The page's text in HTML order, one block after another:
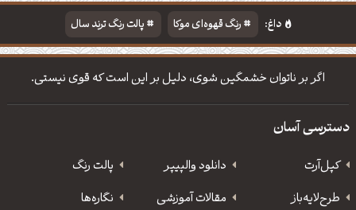
داغ: رنگ قهوه‌ای موکا
پالت رنگ ترند سال
دانلود والپیپر مذهبی
تایپوگرافی شعر مولانا
اگر بر ناتوان خشمگین شوی، دلیل بر این است که قوی نیستی.
دسترسی آسان
کپل‌آرت دانلود‌ والپیپر
پالت رنگ
طرح‌لایه‌باز
مقالات آموزشی
نگاره‌ها